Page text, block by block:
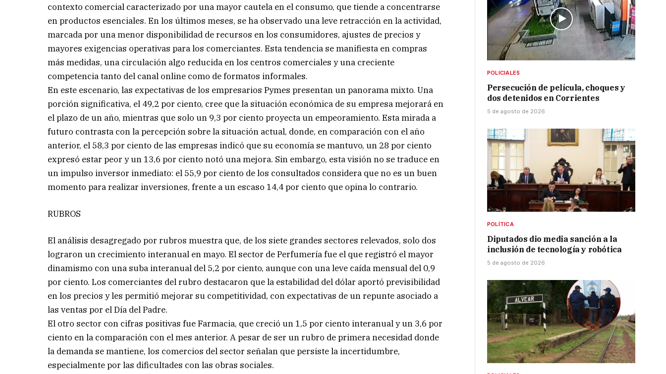
contexto comercial caracterizado por una mayor cautela en el consumo, que tiende a concentrarse
en productos esenciales. En los últimos meses, se ha observado una leve retracción en la actividad,
marcada por una menor disponibilidad de recursos en los consumidores, ajustes de precios y
mayores exigencias operativas para los comerciantes. Esta tendencia se manifiesta en compras
más medidas, una circulación algo reducida en los centros comerciales y una creciente
competencia tanto del canal online como de formatos informales.
En este escenario, las expectativas de los empresarios Pymes presentan un panorama mixto. Una
porción significativa, el 49,2 por ciento, cree que la situación económica de su empresa mejorará en
el plazo de un año, mientras que solo un 9,3 por ciento proyecta un empeoramiento. Esta mirada a
futuro contrasta con la percepción sobre la situación actual, donde, en comparación con el año
anterior, el 58,3 por ciento de las empresas indicó que su economía se mantuvo, un 28 por ciento
expresó estar peor y un 13,6 por ciento notó una mejora. Sin embargo, esta visión no se traduce en
un impulso inversor inmediato: el 55,9 por ciento de los consultados considera que no es un buen
momento para realizar inversiones, frente a un escaso 14,4 por ciento que opina lo contrario.
RUBROS
El análisis desagregado por rubros muestra que, de los siete grandes sectores relevados, solo dos
lograron un crecimiento interanual en mayo. El sector de Perfumería fue el que registró el mayor
dinamismo con una suba interanual del 5,2 por ciento, aunque con una leve caída mensual del 0,9
por ciento. Los comerciantes del rubro destacaron que la estabilidad del dólar aportó previsibilidad
en los precios y les permitió mejorar su competitividad, con expectativas de un repunte asociado a
las ventas por el Día del Padre.
El otro sector con cifras positivas fue Farmacia, que creció un 1,5 por ciento interanual y un 3,6 por
ciento en la comparación con el mes anterior. A pesar de ser un rubro de primera necesidad donde
la demanda se mantiene, los comercios del sector señalan que persiste la incertidumbre,
especialmente por las dificultades con las obras sociales.
POLICIALES
Persecución de película, choques y
dos detenidos en Corrientes
5 de agosto de 2026
POLÍTICA
Diputados dio media sanción a la
inclusión de tecnología y robótica
5 de agosto de 2026